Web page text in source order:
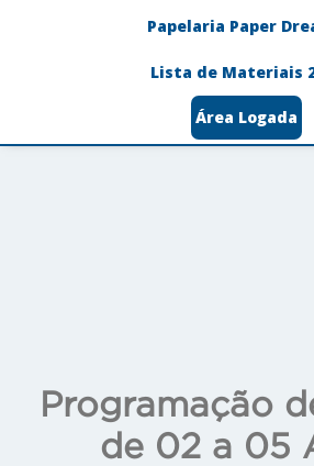
Papelaria Paper
Lista de Materiais
Área Logada
Programação
de 02 a 05